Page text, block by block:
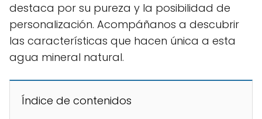
destaca por su pureza y la posibilidad de
personalización. Acompáñanos a descubrir
las características que hacen única a esta
agua mineral natural.
Índice de contenidos